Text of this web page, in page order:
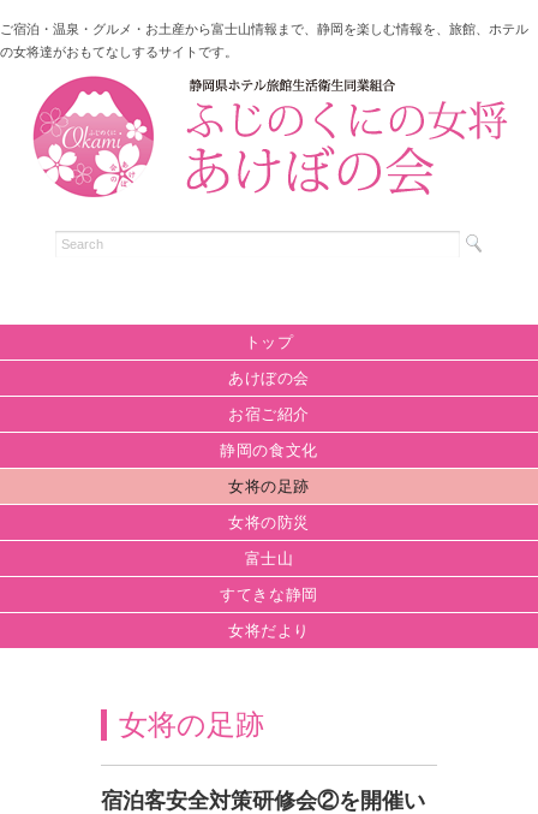
ご宿泊・温泉・グルメ・お土産から富士山情報まで、静岡を楽しむ情報を、旅館、ホテル
の女将達がおもてなしするサイトです。
トップ
あけぼの会
お宿ご紹介
静岡の食文化
女将の足跡
女将の防災
富士山
すてきな静岡
女将だより
女将の足跡
宿泊客安全対策研修会②を開催い